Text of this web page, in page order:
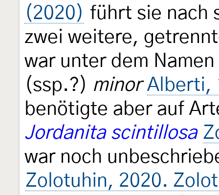
(2020) führt sie nach
zwei weitere,
war unter dem
(ssp.?) minor Alberti,
benötigte aber auf
Jordanita scintillosa
war noch
Zolotuhin, 2020.